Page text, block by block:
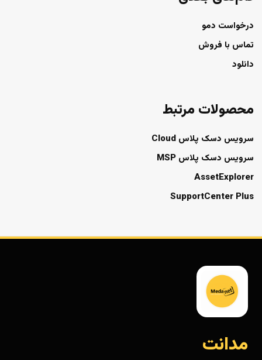
درخواست دمو
تماس با فروش
دانلود
محصولات مرتبط
سرویس دسک پلاس Cloud
سرویس دسک پلاس MSP
AssetExplorer
SupportCenter Plus
مدانت